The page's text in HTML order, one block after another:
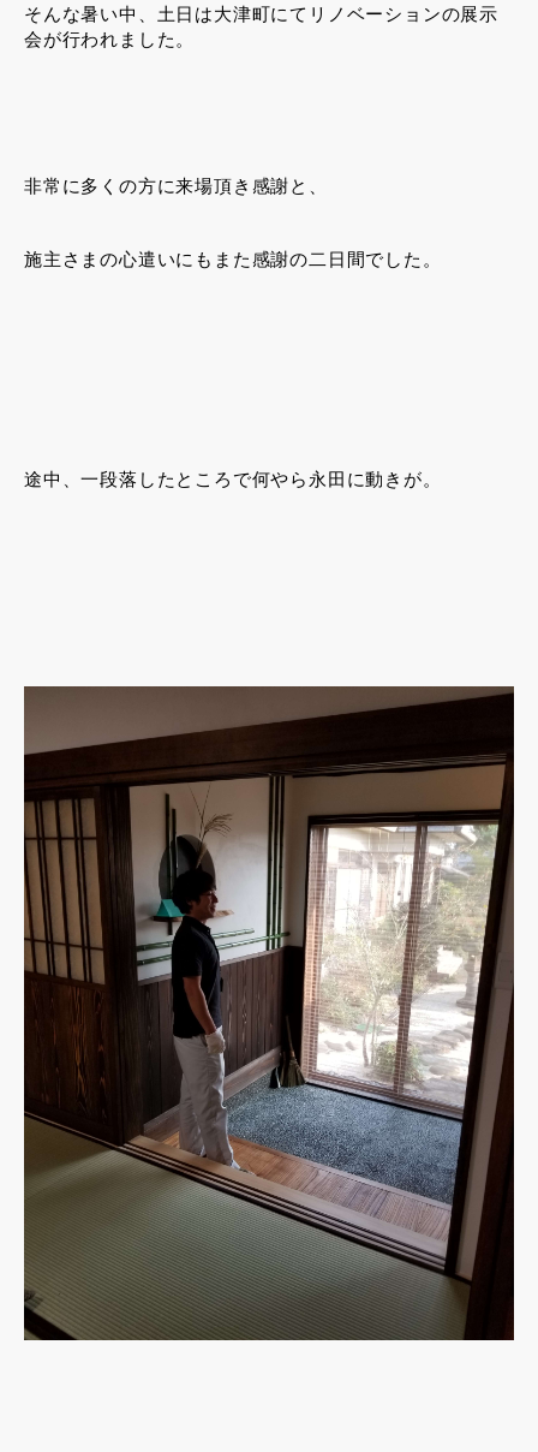
そんな暑い中、土日は大津町にてリノベーションの展示
会が行われました。
非常に多くの方に来場頂き感謝と、
施主さまの心遣いにもまた感謝の二日間でした。
途中、一段落したところで何やら永田に動きが。